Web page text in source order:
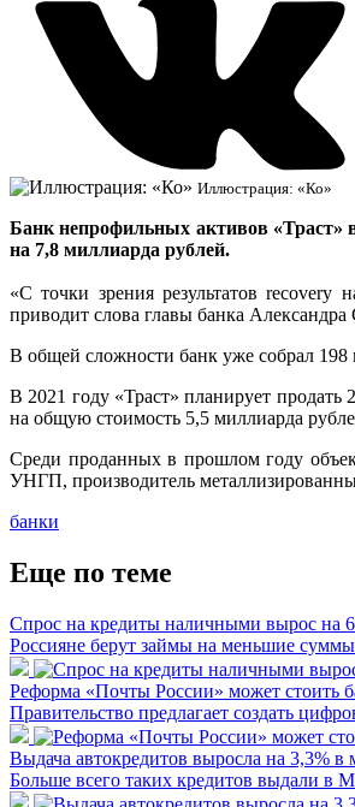
Иллюстрация: «Ко»
Банк непрофильных активов «Траст»
на 7,8 миллиарда рублей.
«С точки зрения результатов recovery
приводит слова главы банка Александра
В общей сложности банк уже собрал
В 2021 году «Траст» планирует
на общую стоимость 5,5 миллиарда
Среди проданных в прошлом году
УНГП, производитель
банки
Еще по теме
Спрос на кредиты наличными вырос на
Россияне берут займы на меньшие
Реформа «Почты России» может стоить
Правительство предлагает создать
Выдача автокредитов выросла на 3,3% в
Больше всего таких кредитов выдали в